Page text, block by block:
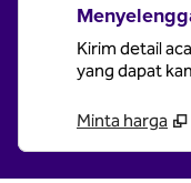
Kirim detail
yang dapat
Minta harga